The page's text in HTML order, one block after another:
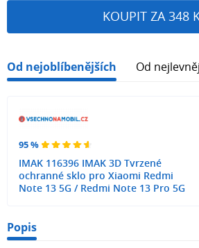
KOUPIT ZA 348
Od nejoblíbenějších Od
95 %
IMAK 116396 IMAK 3D Tvrzené
ochranné sklo pro Xiaomi Redmi
Note 13 5G / Redmi Note 13 Pro 5G
Popis